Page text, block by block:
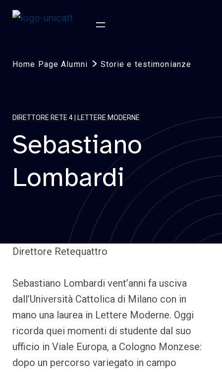
Home Page Alumni Storie e testimonianze
DIRETTORE RETE 4 | LETTERE MODERNE
Sebastiano
Lombardi
Direttore Retequattro
Sebastiano Lombardi vent’anni fa usciva
dall’Università Cattolica di Milano con in
mano una laurea in Lettere Moderne. Oggi
ricorda quei momenti di studente dal suo
ufficio in Viale Europa, a Cologno Monzese:
dopo un percorso variegato in campo